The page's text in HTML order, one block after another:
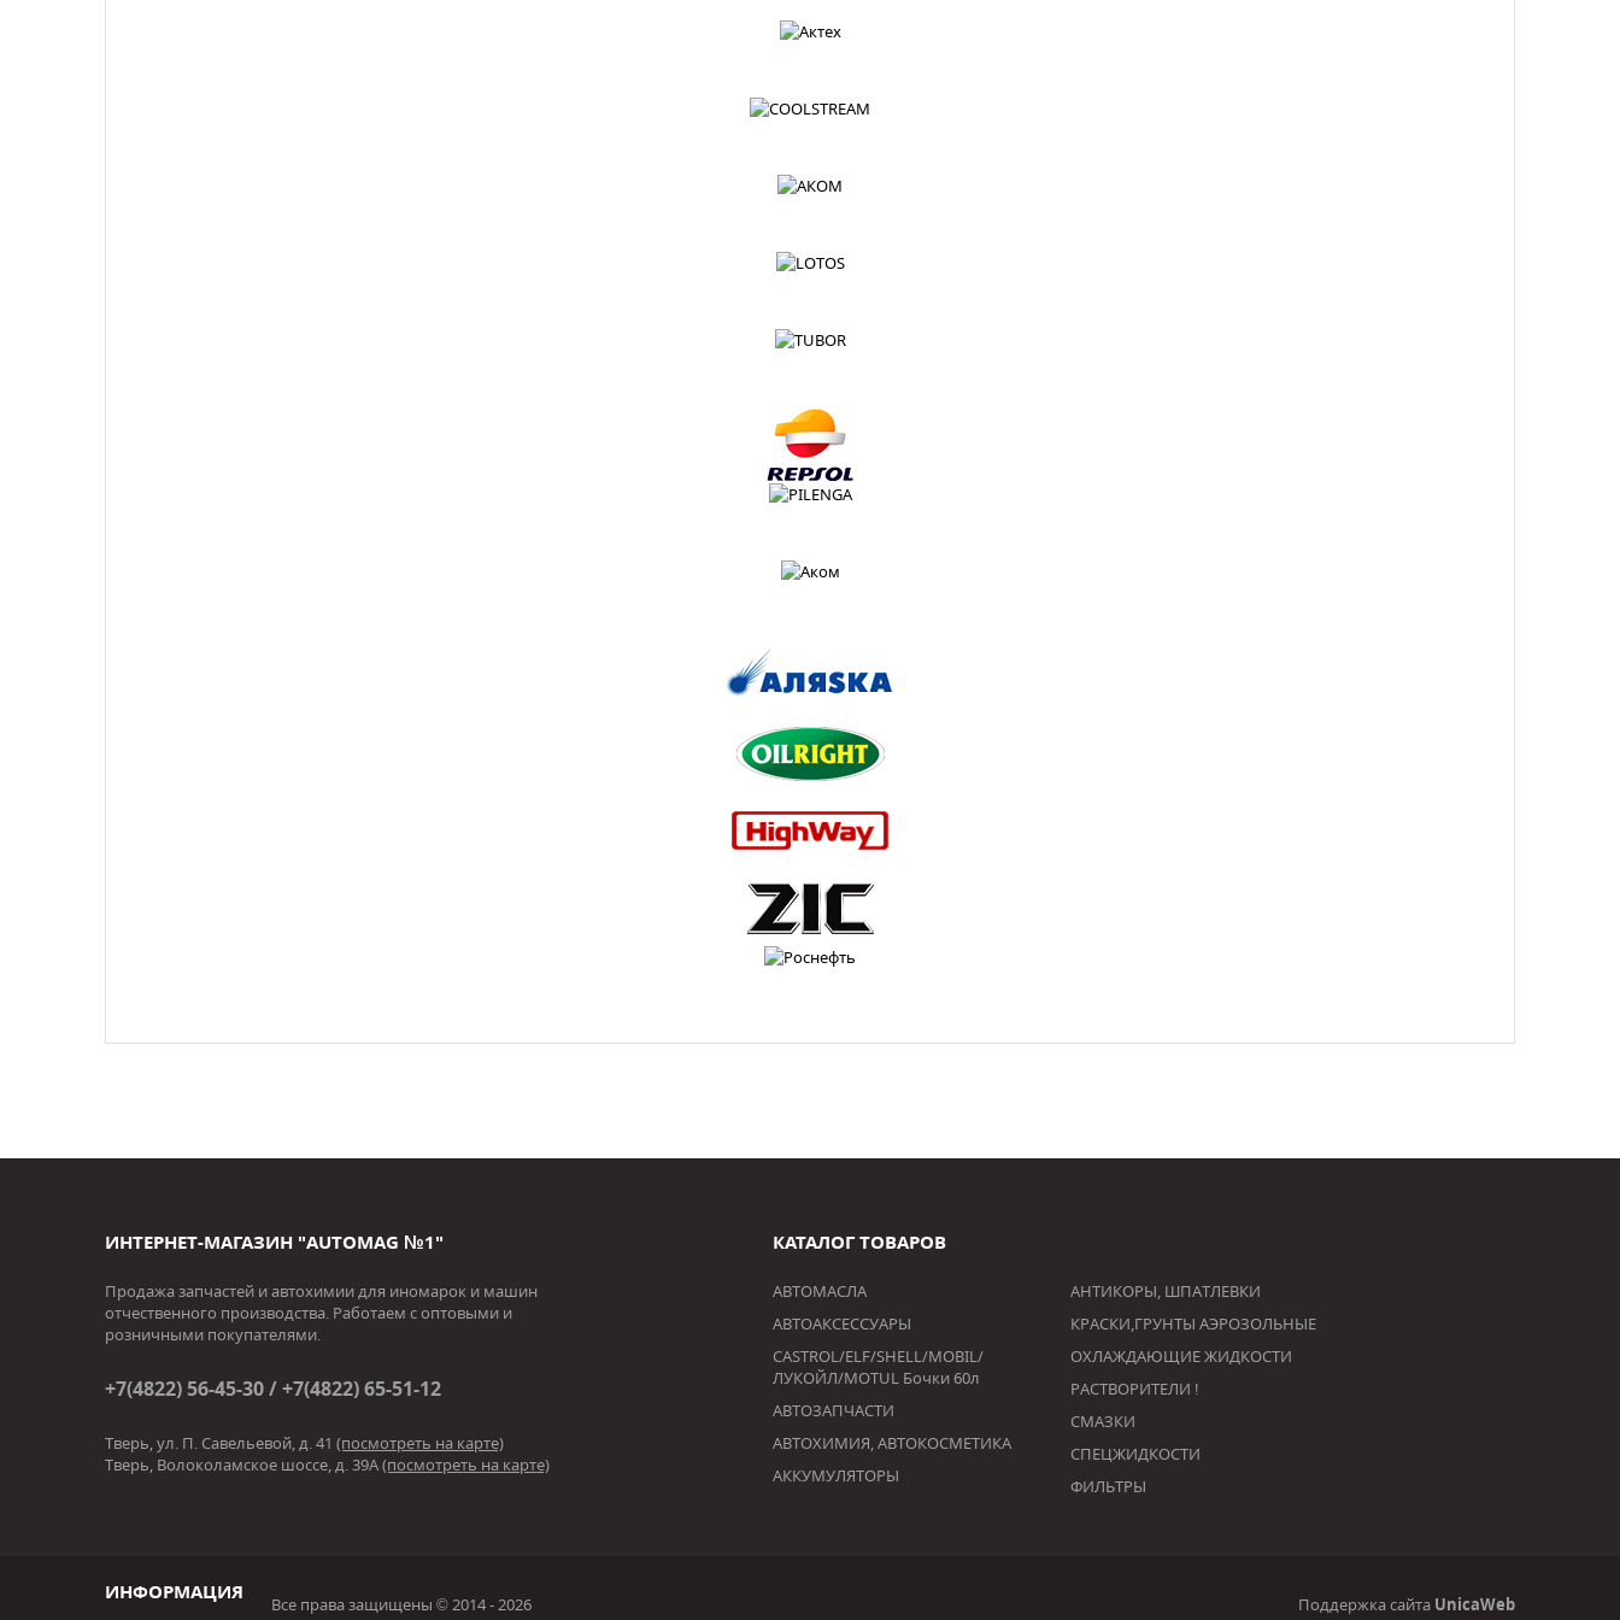
ИНТЕРНЕТ-МАГАЗИН "AUTOMAG №1"
Продажа запчастей и автохимии для иномарок и машин
отчественного производства. Работаем с оптовыми и
розничными покупателями.
+7(4822) 56-45-30 / +7(4822) 65-51-12
Тверь, ул. П. Савельевой, д. 41 (посмотреть на карте)
Тверь, Волоколамское шоссе, д. 39А(посмотреть на карте)
КАТАЛОГ ТОВАРОВ
АВТОМАСЛА
АВТОАКСЕССУАРЫ
CASTROL/ELF/SHELL/MOBIL/
ЛУКОЙЛ/MOTUL Бочки 60л
АВТОЗАПЧАСТИ
АВТОХИМИЯ, АВТОКОСМЕТИКА
АККУМУЛЯТОРЫ
АНТИКОРЫ, ШПАТЛЕВКИ
КРАСКИ,ГРУНТЫ АЭРОЗОЛЬНЫЕ
ОХЛАЖДАЮЩИЕ ЖИДКОСТИ
РАСТВОРИТЕЛИ !
СМАЗКИ
СПЕЦЖИДКОСТИ
ФИЛЬТРЫ
ИНФОРМАЦИЯ
Все права защищены © 2014 - 2026 Поддержка сайта UnicaWeb